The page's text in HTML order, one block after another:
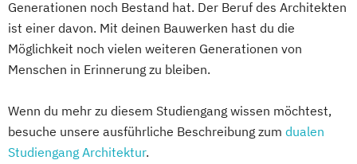
Generationen noch Bestand hat. Der Beruf des Architekten
ist einer davon. Mit deinen Bauwerken hast du die
Möglichkeit noch vielen weiteren Generationen von
Menschen in Erinnerung zu bleiben.
Wenn du mehr zu diesem Studiengang wissen möchtest,
besuche unsere ausführliche Beschreibung zum dualen
Studiengang Architektur.